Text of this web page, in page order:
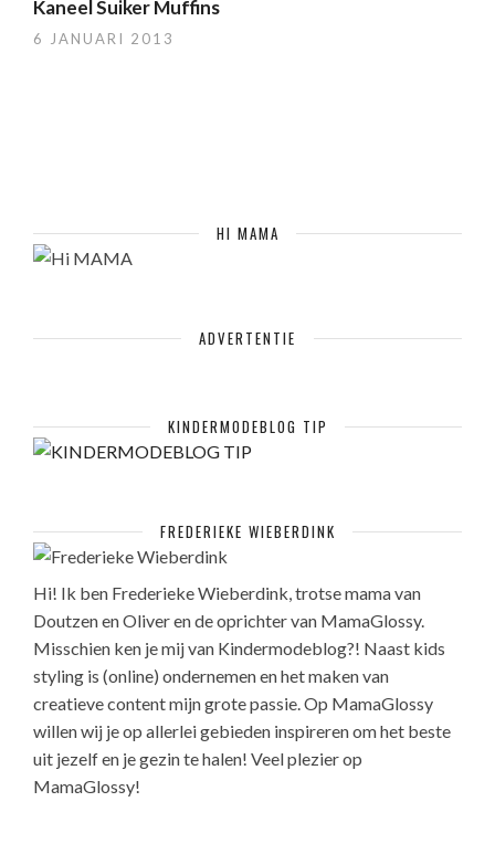
Kaneel Suiker Muffins
6 JANUARI 2013
HI MAMA
ADVERTENTIE
KINDERMODEBLOG TIP
FREDERIEKE WIEBERDINK
Hi! Ik ben Frederieke Wieberdink, trotse mama van
Doutzen en Oliver en de oprichter van MamaGlossy.
Misschien ken je mij van Kindermodeblog?! Naast kids
styling is (online) ondernemen en het maken van
creatieve content mijn grote passie. Op MamaGlossy
willen wij je op allerlei gebieden inspireren om het beste
uit jezelf en je gezin te halen! Veel plezier op
MamaGlossy!